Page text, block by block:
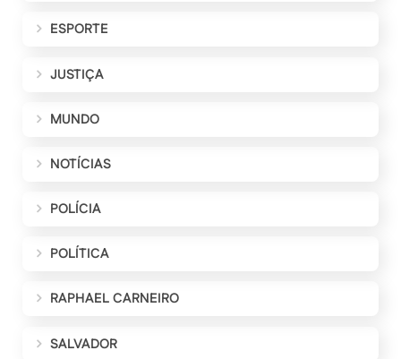
ESPORTE
JUSTIÇA
MUNDO
NOTÍCIAS
POLÍCIA
POLÍTICA
RAPHAEL CARNEIRO
SALVADOR